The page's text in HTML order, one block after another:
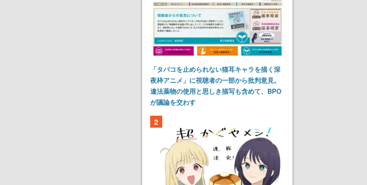
「タバコを止められない猫耳キャラを描く深
夜枠アニメ」に視聴者の一部から批判意見。
違法薬物の使用と思しき描写も含めて、BPO
が議論を交わす
2